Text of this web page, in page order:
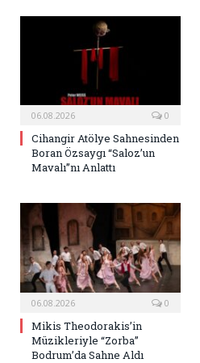
06.08.2026 0
Cihangir Atölye Sahnesinden
Boran Özsaygı “Saloz’un
Mavalı”nı Anlattı
06.08.2026 0
Mikis Theodorakis’in
Müzikleriyle “Zorba”
Bodrum’da Sahne Aldı